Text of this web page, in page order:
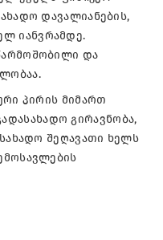
დავალიანების,
იანვრამდე.
და
პირის მიმართ
გირავნობა,
შეღავათი ხელს